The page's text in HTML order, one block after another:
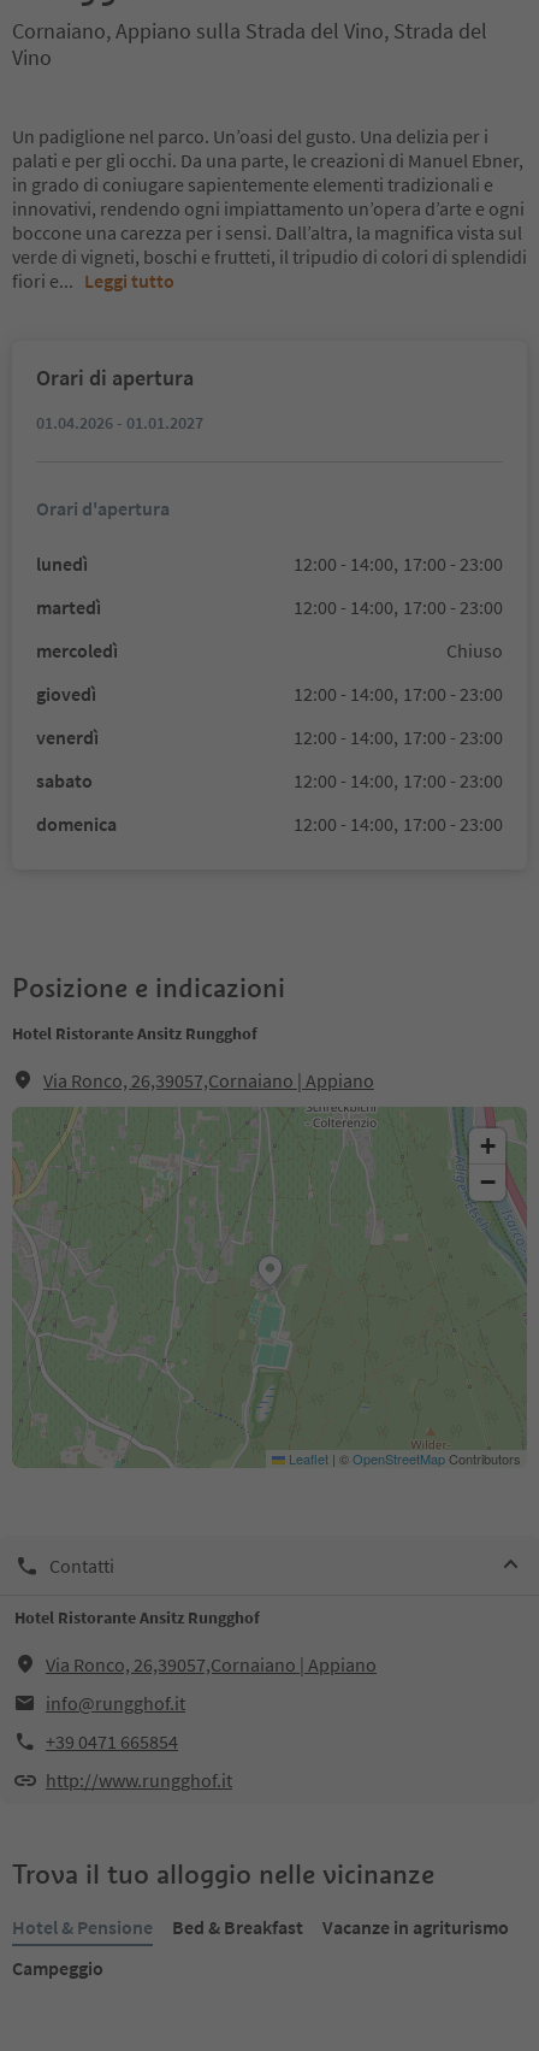
Cornaiano, Appiano sulla Strada del Vino, Strada del
Vino
Un padiglione nel parco. Un’oasi del gusto. Una delizia per i
palati e per gli occhi. Da una parte, le creazioni di Manuel Ebner,
in grado di coniugare sapientemente elementi tradizionali e
innovativi, rendendo ogni impiattamento un’opera d’arte e ogni
boccone una carezza per i sensi. Dall’altra, la magnifica vista sul
verde di vigneti, boschi e frutteti, il tripudio di colori di splendidi
fiori e... Leggi tutto
Orari di apertura
01.04.2026 - 01.01.2027
Orari d'apertura
lunedì 12:00 - 14:00, 17:00 - 23:00
martedì
12:00 - 14:00, 17:00 - 23:00
mercoledì
Chiuso
giovedì
12:00 - 14:00, 17:00 - 23:00
venerdì
12:00 - 14:00, 17:00 - 23:00
sabato
12:00 - 14:00, 17:00 - 23:00
domenica
12:00 - 14:00, 17:00 - 23:00
Posizione e indicazioni
Hotel Ristorante Ansitz Rungghof
Via Ronco, 26,39057,Cornaiano | Appiano
+
−
Leaflet | ©OpenStreetMapContributors
Contatti
Hotel Ristorante Ansitz Rungghof
Via Ronco, 26,39057,Cornaiano | Appiano
info@rungghof.it
+39 0471 665854
http://www.rungghof.it
Trova il tuo alloggio nelle vicinanze
Hotel & Pensione Bed & Breakfast
Vacanze in agriturismo
Campeggio